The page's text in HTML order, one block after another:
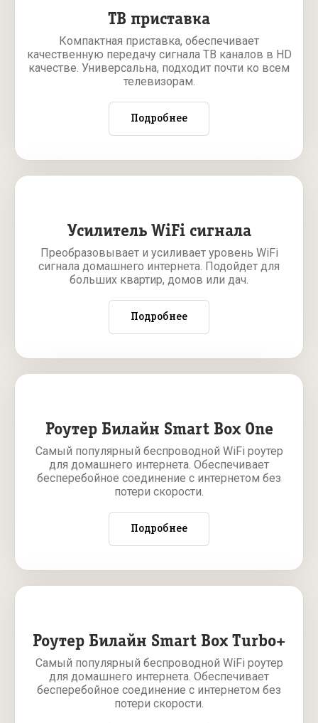
ТВ приставка
Компактная приставка, обеспечивает
качественную передачу сигнала ТВ каналов в HD
качестве. Универсальна, подходит почти ко всем
телевизорам.
Подробнее
Усилитель WiFi сигнала
Преобразовывает и усиливает уровень WiFi
сигнала домашнего интернета. Подойдет для
больших квартир, домов или дач.
Подробнее
Роутер Билайн Smart Box One
Самый популярный беспроводной WiFi роутер
для домашнего интернета. Обеспечивает
бесперебойное соединение с интернетом без
потери скорости.
Подробнее
Роутер Билайн Smart Box Turbo+
Самый популярный беспроводной WiFi роутер
для домашнего интернета. Обеспечивает
бесперебойное соединение с интернетом без
потери скорости.